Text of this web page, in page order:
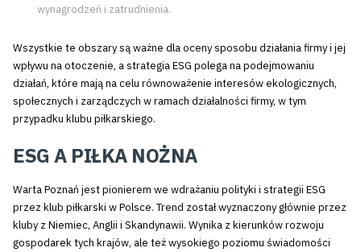
wynagrodzeń i zatrudnienia.
Wszystkie te obszary są ważne dla oceny sposobu działania firmy i jej
wpływu na otoczenie, a strategia ESG polega na podejmowaniu
działań, które mają na celu równoważenie interesów ekologicznych,
społecznych i zarządczych w ramach działalności firmy, w tym
przypadku klubu piłkarskiego.
ESG A PIŁKA NOŻNA
Warta Poznań jest pionierem we wdrażaniu polityki i strategii ESG
przez klub piłkarski w Polsce. Trend został wyznaczony głównie przez
kluby z Niemiec, Anglii i Skandynawii. Wynika z kierunków rozwoju
gospodarek tych krajów, ale też wysokiego poziomu świadomości